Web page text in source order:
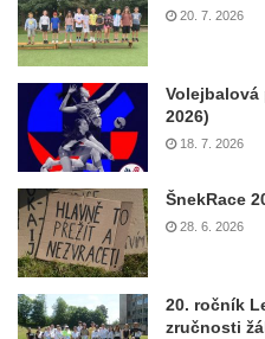
20. 7. 2026
Volejbalová
2026)
18. 7. 2026
ŠnekRace
28. 6. 2026
20. ročník
zručnosti